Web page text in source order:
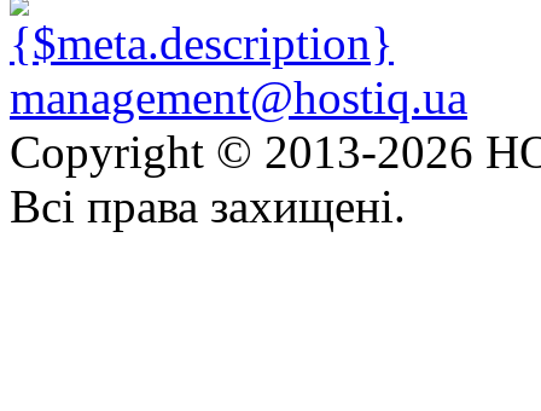
management@hostiq.ua
Copyright © 2013-2026
Всі права захищені.